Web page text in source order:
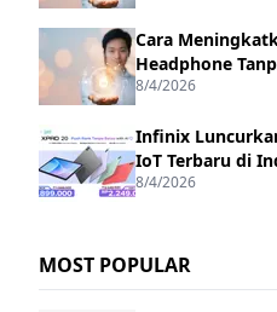
Cara
Headphone
8/4/2026
Infinix
IoT Terbaru di
8/4/2026
MOST POPULAR